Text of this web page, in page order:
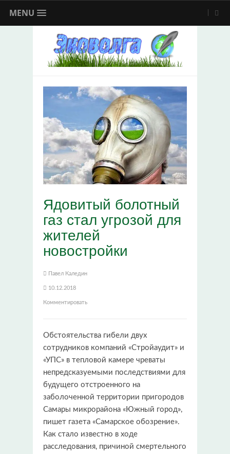
MENU
Ядовитый болотный
газ стал угрозой для
жителей
новостройки
Павел Каледин
10.12.2018
Комментировать
Обстоятельства гибели двух
сотрудников компаний «Стройаудит» и
«УПС» в тепловой камере чреваты
непредсказуемыми последствиями для
будущего отстроенного на
заболоченной территории пригородов
Самары микрорайона «Южный город»,
пишет газета «Самарское обозрение».
Как стало известно в ходе
расследования, причиной смертельного